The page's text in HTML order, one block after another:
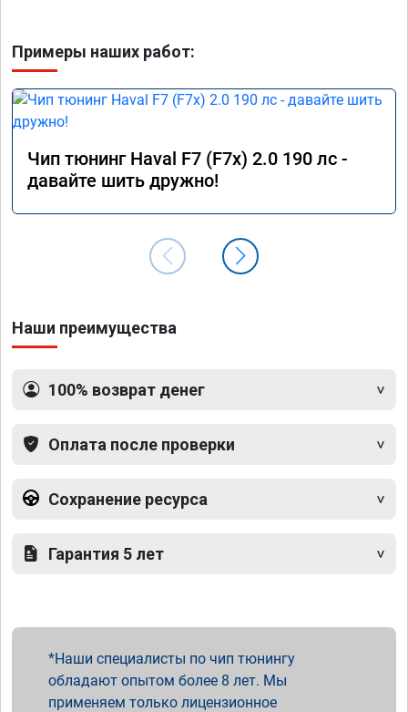
Примеры наших работ:
Чип тюнинг Haval F7 (F7x) 2.0 190 лс -
давайте шить дружно!
Наши преимущества
100% возврат денег
Оплата после проверки
Сохранение ресурса
Гарантия 5 лет
Наши специалисты по чип тюнингу
обладают опытом более 8 лет. Мы
применяем только лицензионное